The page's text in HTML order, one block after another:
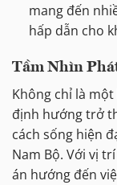
mang đến
hấp dẫn cho
Tầm Nhìn
Không chỉ là
định hướng trở
cách sống hiện
Nam Bộ. Với vị
án hướng đến